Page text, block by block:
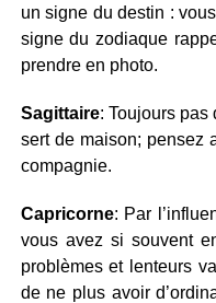
un signe du destin :
signe du zodiaque
prendre en photo.
Sagittaire: Toujours pas
sert de maison; pensez
compagnie.
Capricorne: Par
vous avez si souvent
problèmes et lenteurs
de ne plus avoir